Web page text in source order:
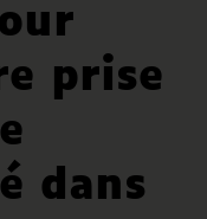
prise
dans